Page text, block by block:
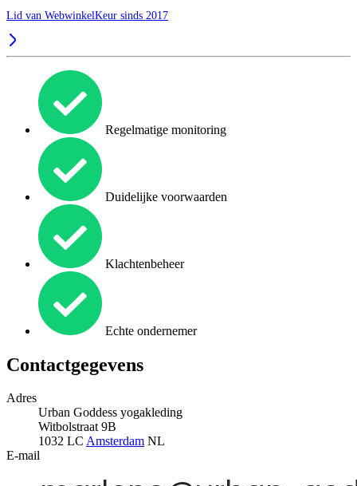
Lid van WebwinkelKeur sinds 2017
Regelmatige monitoring
Duidelijke voorwaarden
Klachtenbeheer
Echte ondernemer
Contactgegevens
Adres
Urban Goddess yogakleding
Witbolstraat 9B
1032 LC Amsterdam NL
E-mail